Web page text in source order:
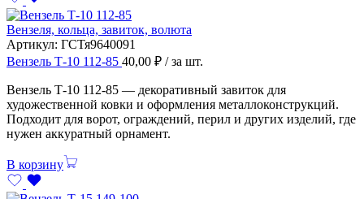
Вензеля, кольца, завиток, волюта
Артикул: ГСТя9640091
Вензель Т-10 112-85 40,00 ₽ / за шт.
Вензель Т-10 112-85 — декоративный завиток для
художественной ковки и оформления металлоконструкций.
Подходит для ворот, ограждений, перил и других изделий, где
нужен аккуратный орнамент.
В корзину